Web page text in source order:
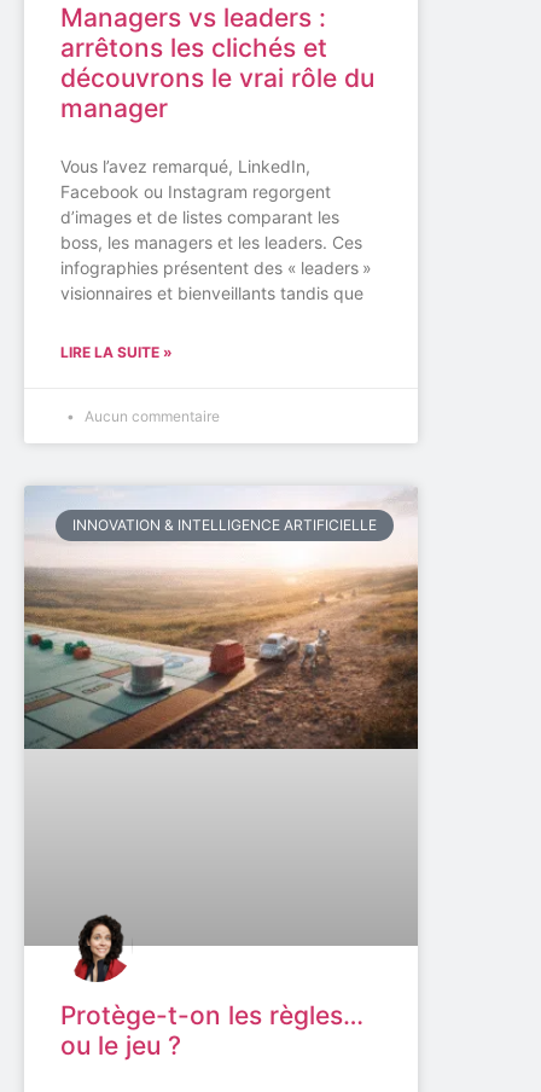
Managers vs leaders :
arrêtons les clichés et
découvrons le vrai rôle du
manager
Vous l’avez remarqué, LinkedIn,
Facebook ou Instagram regorgent
d’images et de listes comparant les
boss, les managers et les leaders. Ces
infographies présentent des « leaders »
visionnaires et bienveillants tandis que
LIRE LA SUITE »
Aucun commentaire
INNOVATION & INTELLIGENCE ARTIFICIELLE
Protège-t-on les règles…
ou le jeu ?